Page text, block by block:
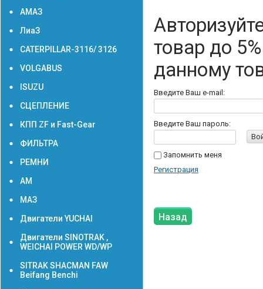
товар до
данному
Введите Ваш e-mail:
Введите Ваш пароль:
Запомнить меня
Регистрация
Назад
АМАЗ
ЛиаЗ
CATERPILLAR-3116/ 3126
VOLGABUS
ISUZU
СЦЕПЛЕНИЕ
КПП ZF и Fast-Gear
ФИЛЬТРА
РЕМНИ
АМ
МАЗ
Двигатели YUCHAI
Двигатели SINOTRAK ,
WEICHAI POWER WD/WP
SITRAK SHACMAN FAW
Beifang Benchi